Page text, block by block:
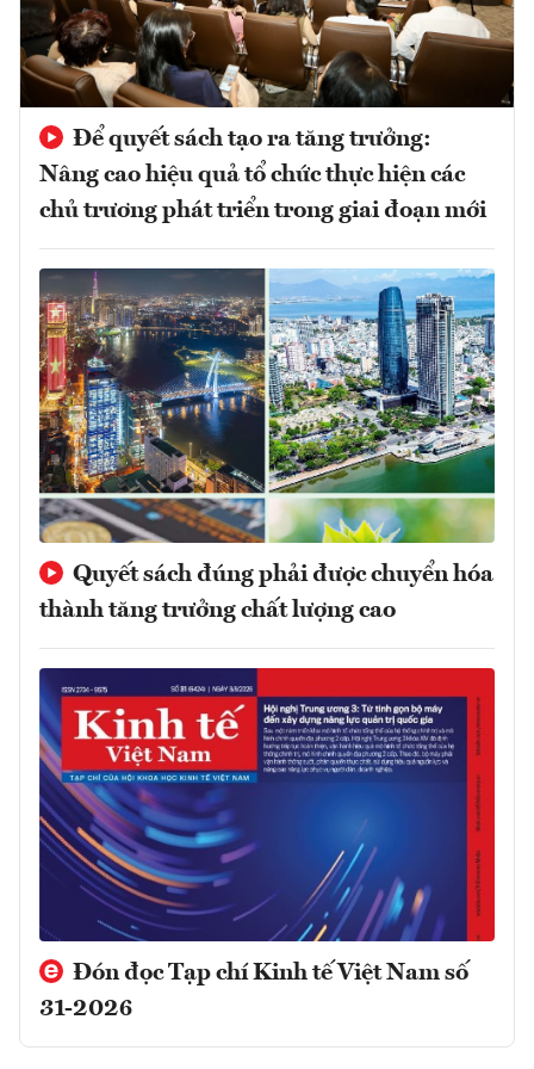
Để quyết sách tạo ra tăng trưởng:
Nâng cao hiệu quả tổ chức thực hiện các
chủ trương phát triển trong giai đoạn mới
Quyết sách đúng phải được chuyển hóa
thành tăng trưởng chất lượng cao
Đón đọc Tạp chí Kinh tế Việt Nam số
31-2026